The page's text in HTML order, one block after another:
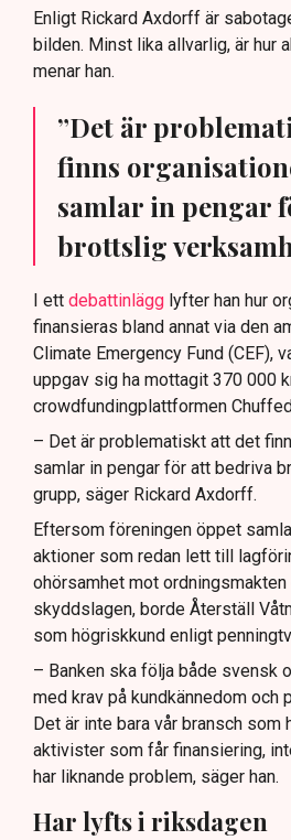
Enligt Rickard Axdorff är
bilden. Minst lika allvarlig, är hur
menar han.
”Det är
finns
samlar in pengar
brottslig
I ett debattinlägg lyfter han hur
finansieras bland annat via den
Climate Emergency Fund (CEF),
uppgav sig ha mottagit 370 000
crowdfundingplattformen
– Det är problematiskt att det
samlar in pengar för att bedriva
grupp, säger Rickard Axdorff.
Eftersom föreningen öppet
aktioner som redan lett till
ohörsamhet mot
skyddslagen, borde Återställ
som högriskkund enligt
– Banken ska följa både svensk
med krav på kundkännedom och
Det är inte bara vår bransch som
aktivister som får finansiering,
har liknande problem, säger han.
Har lyfts i riksdagen